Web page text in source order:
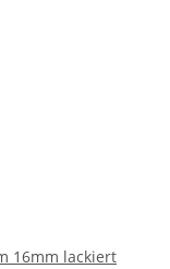
16mm lackiert